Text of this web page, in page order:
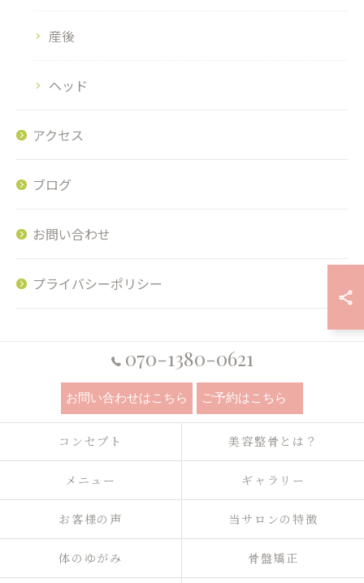
産後
ヘッド
アクセス
ブログ
お問い合わせ
プライバシーポリシー
070-1380-0621
お問い合わせはこちら ご予約はこちら
コンセプト 美容整骨とは？
メニュー ギャラリー
お客様の声 当サロンの特徴
体のゆがみ 骨盤矯正